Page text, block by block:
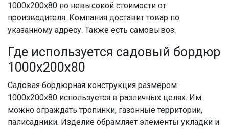
1000х200х80 по невысокой стоимости от
производителя. Компания доставит товар по
указанному адресу. Также есть самовывоз.
Где используется садовый бордюр
1000х200х80
Садовая бордюрная конструкция размером
1000х200х80 используется в различных целях. Им
можно ограждать тропинки, газонные территории,
палисадники. Изделие обрамляет элементы укладки и